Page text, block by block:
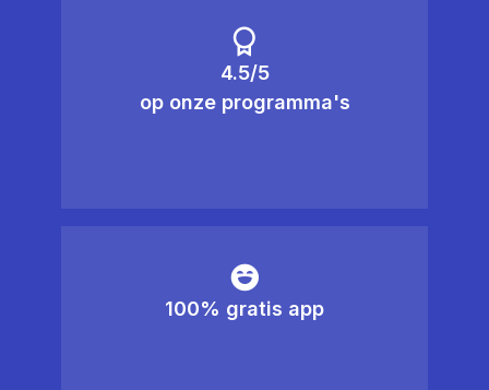
4.5/5
op onze programma's
100% gratis app